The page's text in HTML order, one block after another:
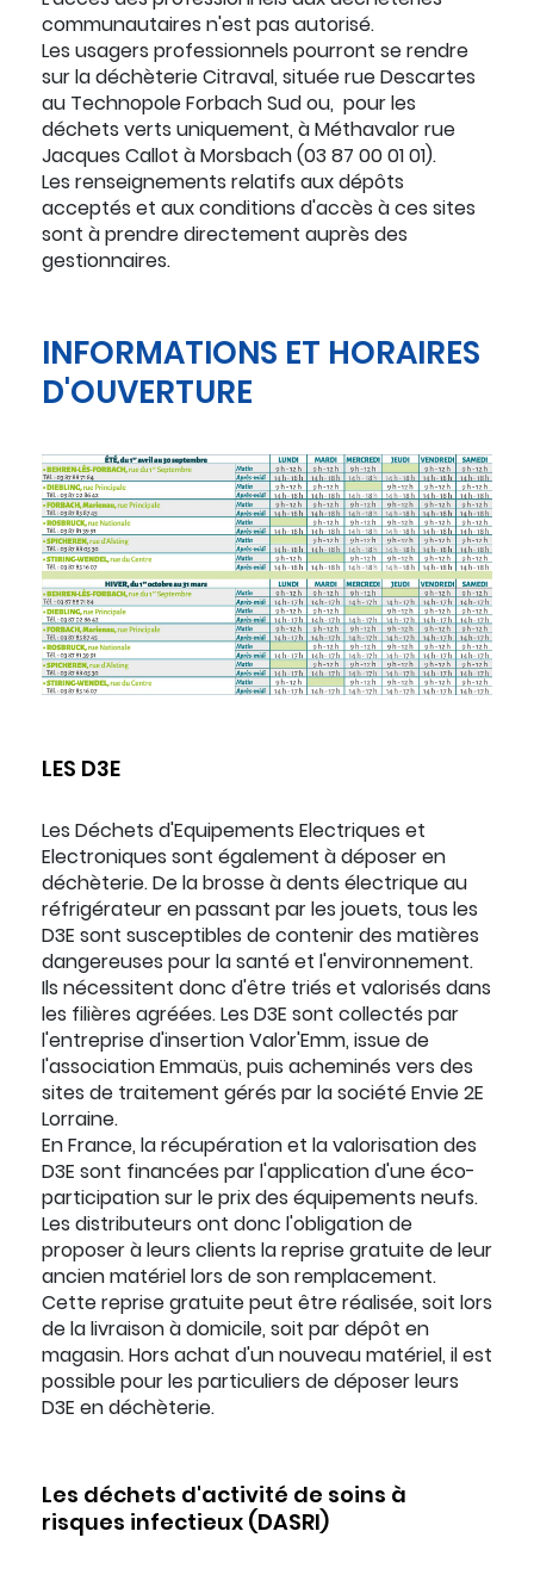
communautaires n'est pas autorisé.
Les usagers professionnels pourront se rendre
sur la déchèterie Citraval, située rue Descartes
au Technopole Forbach Sud ou, pour les
déchets verts uniquement, à Méthavalor rue
Jacques Callot à Morsbach (03 87 00 01 01).
Les renseignements relatifs aux dépôts
acceptés et aux conditions d'accès à ces sites
sont à prendre directement auprès des
gestionnaires.
INFORMATIONS ET HORAIRES
D'OUVERTURE
LES D3E
Les Déchets d'Equipements Electriques et
Electroniques sont également à déposer en
déchèterie. De la brosse à dents électrique au
réfrigérateur en passant par les jouets, tous les
D3E sont susceptibles de contenir des matières
dangereuses pour la santé et l'environnement.
Ils nécessitent donc d'être triés et valorisés dans
les filières agréées. Les D3E sont collectés par
l'entreprise d'insertion Valor'Emm, issue de
l'association Emmaüs, puis acheminés vers des
sites de traitement gérés par la société Envie 2E
Lorraine.
En France, la récupération et la valorisation des
D3E sont financées par l'application d'une éco-
participation sur le prix des équipements neufs.
Les distributeurs ont donc l'obligation de
proposer à leurs clients la reprise gratuite de leur
ancien matériel lors de son remplacement.
Cette reprise gratuite peut être réalisée, soit lors
de la livraison à domicile, soit par dépôt en
magasin. Hors achat d'un nouveau matériel, il est
possible pour les particuliers de déposer leurs
D3E en déchèterie.
Les déchets d'activité de soins à
risques infectieux (DASRI)